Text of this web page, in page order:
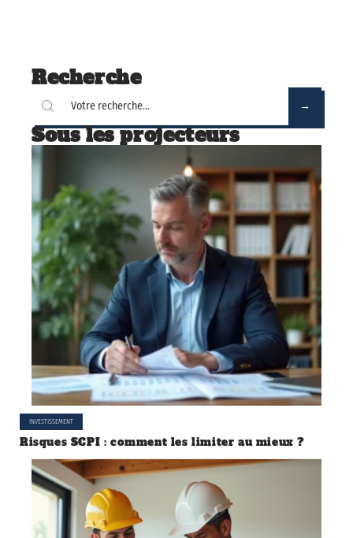
Recherche
Sous les projecteurs
INVESTISSEMENT
Risques SCPI : comment les limiter au mieux ?